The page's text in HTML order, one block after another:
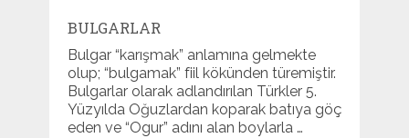
BULGARLAR
Bulgar “karışmak” anlamına gelmekte
olup; “bulgamak” fiil kökünden türemiştir.
Bulgarlar olarak adlandırılan Türkler 5.
Yüzyılda Oğuzlardan koparak batıya göç
eden ve “Ogur” adını alan boylarla …